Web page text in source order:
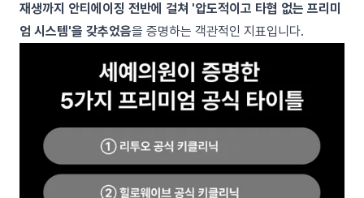
재생까지 안티에이징 전반에 걸쳐 '압도적이고 타협 없는 프리미
엄 시스템'을 갖추었음을 증명하는 객관적인 지표입니다.